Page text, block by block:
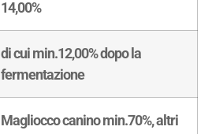
14,00%
di cui min.12,00% dopo la
fermentazione
Magliocco canino min.70%, altri